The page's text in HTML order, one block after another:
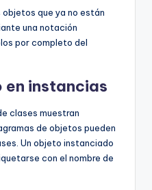
objetos que ya no están
una notación
por completo del
en instancias
clases muestran
de objetos pueden
Un objeto instanciado
con el nombre de